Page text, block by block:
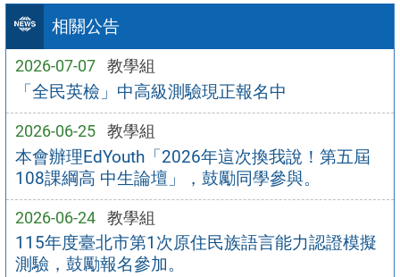
相關公告
2026-07-07 教學組
「全民英檢」中高級測驗現正報名中
2026-06-25 教學組
本會辦理EdYouth「2026年這次換我說！第五屆
108課綱高 中生論壇」，鼓勵同學參與。
2026-06-24 教學組
115年度臺北市第1次原住民族語言能力認證模擬
測驗，鼓勵報名參加。